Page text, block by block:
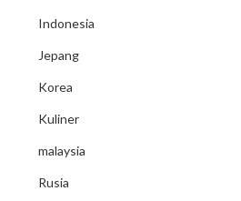
Indonesia
Jepang
Korea
Kuliner
malaysia
Rusia